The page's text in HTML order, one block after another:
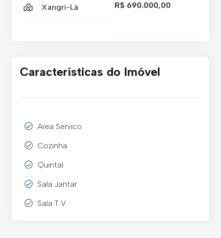
Xangri-Lá
R$ 690.000,00
Características do Imóvel
Area Servico
Cozinha
Quintal
Sala Jantar
Sala T V